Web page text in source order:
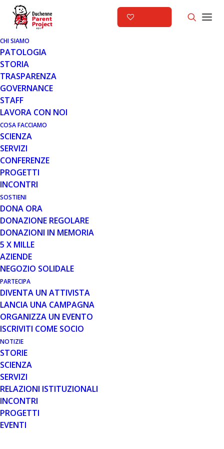
CHI SIAMO
PATOLOGIA
STORIA
TRASPARENZA
GOVERNANCE
STAFF
LAVORA CON NOI
COSA FACCIAMO
SCIENZA
SERVIZI
CONFERENZE
PROGETTI
INCONTRI
SOSTIENI
DONA ORA
DONAZIONE REGOLARE
DONAZIONI IN MEMORIA
5 X MILLE
AZIENDE
NEGOZIO SOLIDALE
PARTECIPA
DIVENTA UN ATTIVISTA
LANCIA UNA CAMPAGNA
ORGANIZZA UN EVENTO
ISCRIVITI COME SOCIO
NOTIZIE
STORIE
SCIENZA
SERVIZI
RELAZIONI ISTITUZIONALI
INCONTRI
PROGETTI
EVENTI
GENERALE
17 FEB 2014
PRONTO IL PROGRAMMA DELLA
CONFERENZA INTERNAZIONALE